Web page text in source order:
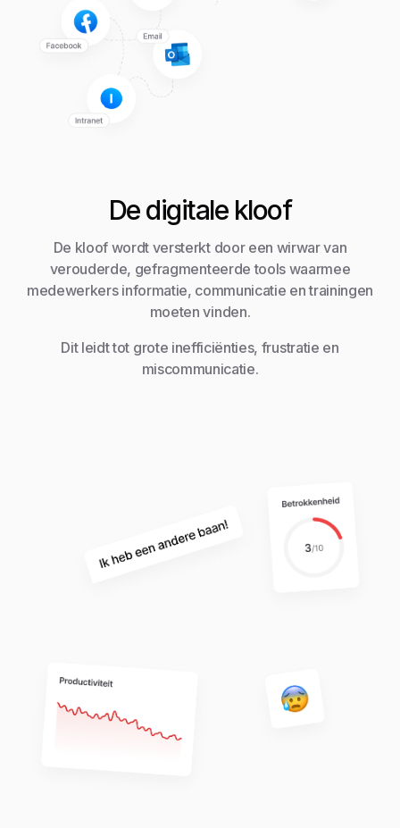
De digitale kloof
De kloof wordt versterkt door een wirwar van
verouderde, gefragmenteerde tools waarmee
medewerkers informatie, communicatie en trainingen
moeten vinden.
Dit leidt tot grote inefficiënties, frustratie en
miscommunicatie.